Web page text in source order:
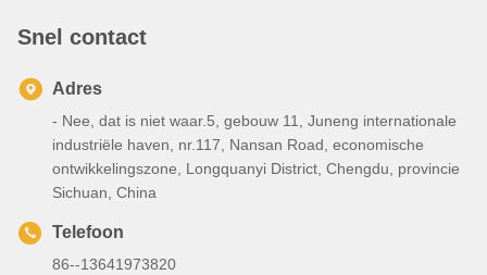
Snel contact
Adres
- Nee, dat is niet waar.5, gebouw 11, Juneng internationale
industriële haven, nr.117, Nansan Road, economische
ontwikkelingszone, Longquanyi District, Chengdu, provincie
Sichuan, China
Telefoon
86--13641973820